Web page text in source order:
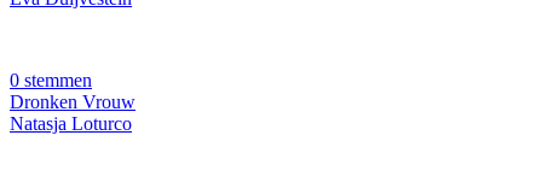
0 stemmen
Dronken Vrouw
Natasja Loturco